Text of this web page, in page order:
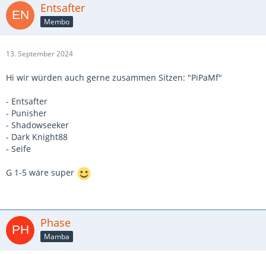
Entsafter
Membo
13. September 2024
Hi wir würden auch gerne zusammen Sitzen: "PiPaMf"
- Entsafter
- Punisher
- Shadowseeker
- Dark Knight88
- Seife
G 1-5 wäre super
Phase
Mamba